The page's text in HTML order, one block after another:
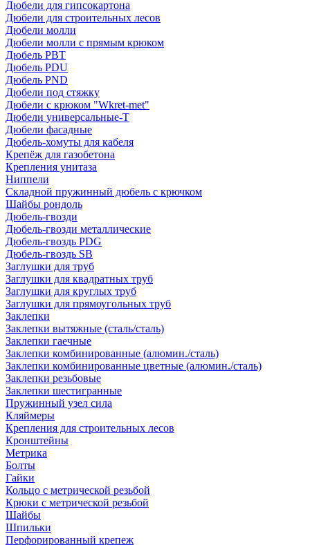
Дюбели для гипсокартона
Дюбели для строительных лесов
Дюбели молли
Дюбели молли с прямым крюком
Дюбель PBT
Дюбель PDU
Дюбель PND
Дюбели под стяжку
Дюбели с крюком "Wkret-met"
Дюбели универсальные-Т
Дюбели фасадные
Дюбель-хомуты для кабеля
Крепёж для газобетона
Крепления унитаза
Ниппели
Складной пружинный дюбель с крючком
Шайбы рондоль
Дюбель-гвозди
Дюбель-гвозди металлические
Дюбель-гвоздь PDG
Дюбель-гвоздь SB
Заглушки для труб
Заглушки для квадратных труб
Заглушки для круглых труб
Заглушки для прямоугольных труб
Заклепки
Заклепки вытяжные (сталь/сталь)
Заклепки гаечные
Заклепки комбинированные (алюмин./сталь)
Заклепки комбинированные цветные (алюмин./сталь)
Заклепки резьбовые
Заклепки шестигранные
Пружинный узел сила
Кляймеры
Крепления для строительных лесов
Кронштейны
Метрика
Болты
Гайки
Кольцо с метрической резьбой
Крюки с метрической резьбой
Шайбы
Шпильки
Перфорированный крепеж